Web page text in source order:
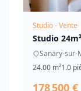
Studio - Vente
Studio
Sanary-sur-
24.00 m²1.0
178 500 €